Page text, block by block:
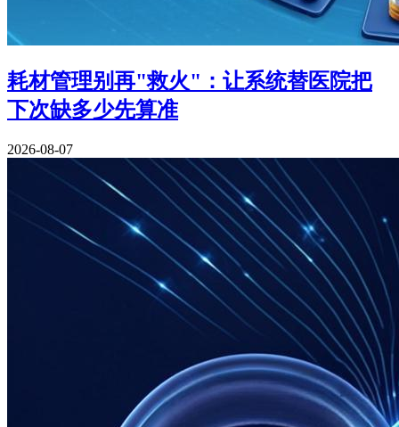
耗材管理别再"救火"：让系统替医院把
下次缺多少先算准
2026-08-07